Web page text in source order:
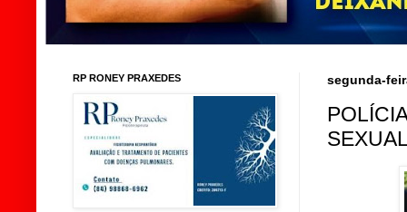
segunda-
RP RONEY PRAXEDES